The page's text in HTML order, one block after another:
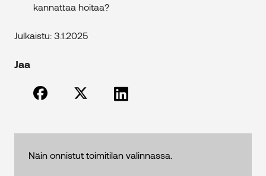
kannattaa hoitaa?
Julkaistu: 3.1.2025
Jaa
Näin onnistut toimitilan valinnassa.